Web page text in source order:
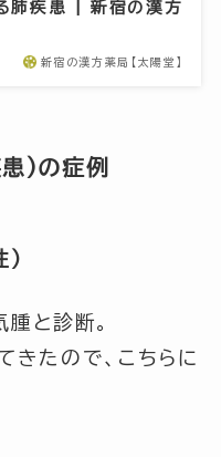
肺疾患 | 新宿の漢方
新宿の漢方薬局【太陽堂】
)の症例
腫 と診断。
きたので、こちらに